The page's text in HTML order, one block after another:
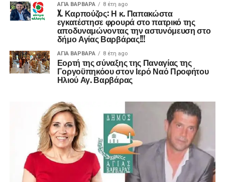
ΑΓΙΑ ΒΑΡΒΑΡΑ 8 έτη ago
X. Καρπούζος: Η κ. Παπακώστα
εγκατέστησε φρουρά στο πατρικό της
αποδυναμώνοντας την αστυνόμευση στο
δήμο Αγίας Βαρβάρας!!!
ΑΓΙΑ ΒΑΡΒΑΡΑ 8 έτη ago
Εορτή της σύναξης της Παναγίας της
Γοργοϋπηκόου στον Ιερό Ναό Προφήτου
Ηλιού Αγ. Βαρβάρας